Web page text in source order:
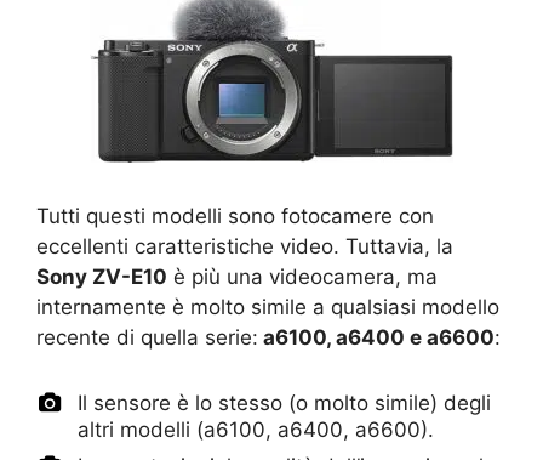
Tutti questi modelli sono fotocamere con
eccellenti caratteristiche video. Tuttavia, la
Sony ZV-E10 è più una videocamera, ma
internamente è molto simile a qualsiasi modello
recente di quella serie: a6100, a6400 e a6600:
Il sensore è lo stesso (o molto simile) degli
altri modelli (a6100, a6400, a6600).